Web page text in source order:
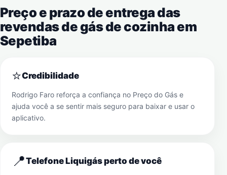
Preço e prazo de entrega das
revendas de gás de cozinha em
Sepetiba
⭐Credibilidade
Rodrigo Faro reforça a confiança no Preço do Gás e
ajuda você a se sentir mais seguro para baixar e usar o
aplicativo.
📍Telefone Liquigás perto de você